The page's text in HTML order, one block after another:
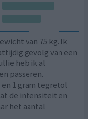
van 75 kg. Ik
gevolg van een
heb ik al
passeren.
1 gram tegretol
de intensiteit en
het aantal